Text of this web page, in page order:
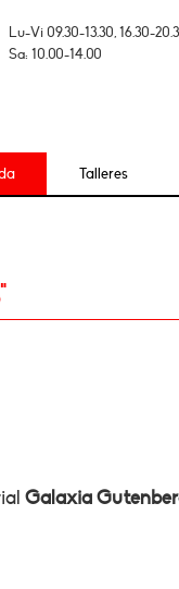
Lu-Vi 09.30-13.30, 16.30-
Sa: 10.00-14.00
Talleres
Galaxia